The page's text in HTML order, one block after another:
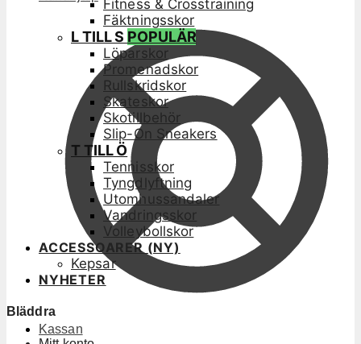
Kassan
Fitness & Crosstraining
Fäktningsskor
L TILL S POPULÄR
Löparskor
Promenadskor
Rullskridskor
Skateskor
Skotillbehör
Slip-On Sneakers
T TILL Ö
Tennisskor
Tyngdlyftning
Utomhussandaler
Vandringsskor
Volleybollskor
ACCESSOARER (NY)
Kepsar
NYHETER
Bläddra